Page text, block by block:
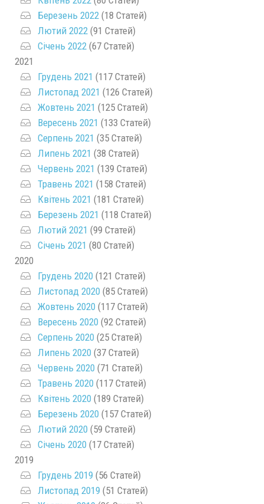
Березень 2022 (18 Статей)
Лютий 2022 (91 Статей)
Січень 2022 (67 Статей)
2021
Грудень 2021 (117 Статей)
Листопад 2021 (126 Статей)
Жовтень 2021 (125 Статей)
Вересень 2021 (133 Статей)
Серпень 2021 (35 Статей)
Липень 2021 (38 Статей)
Червень 2021 (139 Статей)
Травень 2021 (158 Статей)
Квітень 2021 (181 Статей)
Березень 2021 (118 Статей)
Лютий 2021 (99 Статей)
Січень 2021 (80 Статей)
2020
Грудень 2020 (121 Статей)
Листопад 2020 (85 Статей)
Жовтень 2020 (117 Статей)
Вересень 2020 (92 Статей)
Серпень 2020 (25 Статей)
Липень 2020 (37 Статей)
Червень 2020 (71 Статей)
Травень 2020 (117 Статей)
Квітень 2020 (189 Статей)
Березень 2020 (157 Статей)
Лютий 2020 (59 Статей)
Січень 2020 (17 Статей)
2019
Грудень 2019 (56 Статей)
Листопад 2019 (51 Статей)